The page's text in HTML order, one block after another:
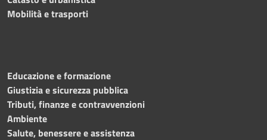
Mobilità e trasporti
Educazione e formazione
Giustizia e sicurezza pubblica
Tributi, finanze e contravvenzioni
Ambiente
Salute, benessere e assistenza